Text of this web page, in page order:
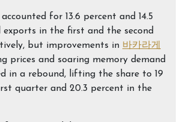
for 13.6 percent and 14.5
in the first and the second
but improvements in 바카라게
prices and soaring memory demand
in a rebound, lifting the share to 19
quarter and 20.3 percent in the